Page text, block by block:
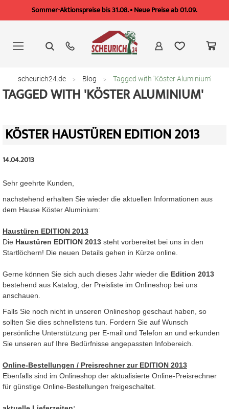
Sommer-Aktionspreise bis 31.08. • Neue Preise ab 01.09.
springen
scheurich24.de Blog Tagged with 'Köster Aluminium'
TAGGED WITH 'KÖSTER ALUMINIUM'
KÖSTER HAUSTÜREN EDITION 2013
14.04.2013
Sehr geehrte Kunden,
nachstehend erhalten Sie wieder die aktuellen Informationen aus
dem Hause Köster Aluminium:
Haustüren EDITION 2013
Die Haustüren EDITION 2013 steht vorbereitet bei uns in den
Startlöchern! Die neuen Details gehen in Kürze online.
Gerne können Sie sich auch dieses Jahr wieder die Edition 2013
bestehend aus Katalog, der Preisliste im Onlineshop bei uns
anschauen.
Falls Sie noch nicht in unseren Onlineshop geschaut haben, so
sollten Sie dies schnellstens tun. Fordern Sie auf Wunsch
persönliche Unterstützung per E-mail und Telefon an und erkunden
Sie unseren auf Ihre Bedürfnisse angepassten Infobereich.
Online-Bestellungen / Preisrechner zur EDITION 2013
Ebenfalls sind im Onlineshop der aktualisierte Online-Preisrechner
für günstige Online-Bestellungen freigeschaltet.